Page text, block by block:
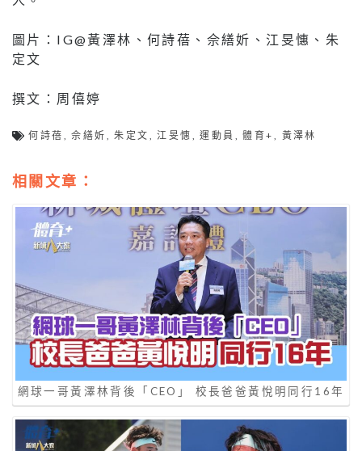
圖片：IG@黃澤林、何詩蓓、佘繕妡、江旻憓、朱
定文
撰文：周僖婷
何詩蓓 ,佘繕妡 ,朱定文 ,江旻憓 ,運動員 ,體育+ , 黃澤林
相關文章：
網球一哥黃澤林背後「CEO」 校長爸爸黃悅明同行16年